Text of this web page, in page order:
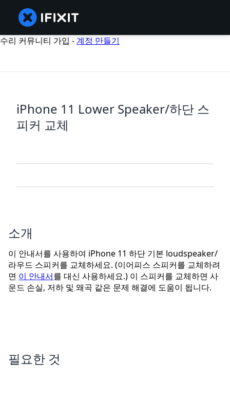
수리 커뮤니티 가입 -계정 만들기
iPhone 11 Lower Speaker/하단 스
피커 교체
소개
이 안내서를 사용하여 iPhone 11 하단 기본 loudspeaker/
라우드 스피커를 교체하세요. (이어피스 스피커를 교체하려
면 이 안내서를 대신 사용하세요.) 이 스피커를 교체하면 사
운드 손실, 저하 및 왜곡 같은 문제 해결에 도움이 됩니다.
필요한 것